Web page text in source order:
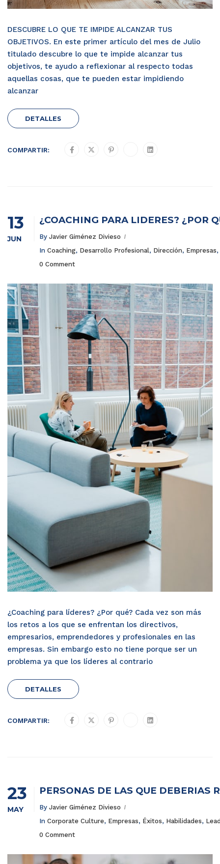
DESCUBRE LO QUE TE IMPIDE ALCANZAR TUS
OBJETIVOS. En este primer artículo del mes de Julio
titulado descubre lo que te impide alcanzar tus
objetivos, te ayudo a reflexionar al respecto todas
aquellas cosas, que te pueden estar impidiendo
alcanzar
DETALLES
COMPARTIR:
13
JUN
¿COACHING PARA LÍDERES? ¿POR
By Javier Giménez Divieso
In Coaching, Desarrollo Profesional, Dirección, Empresas,
0 Comment
¿Coaching para líderes? ¿Por qué? Cada vez son más
los retos a los que se enfrentan los directivos,
empresarios, emprendedores y profesionales en las
empresas. Sin embargo esto no tiene porque ser un
problema ya que los líderes al contrario
DETALLES
COMPARTIR:
23
MAY
PERSONAS DE LAS QUE DEBERÍAS
By Javier Giménez Divieso
In Corporate Culture, Empresas, Éxitos, Habilidades,
0 Comment